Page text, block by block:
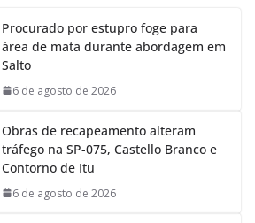
m
Procurado por estupro foge para
área de mata durante abordagem em
Salto
6 de agosto de 2026
Obras de recapeamento alteram
tráfego na SP-075, Castello Branco e
Contorno de Itu
6 de agosto de 2026